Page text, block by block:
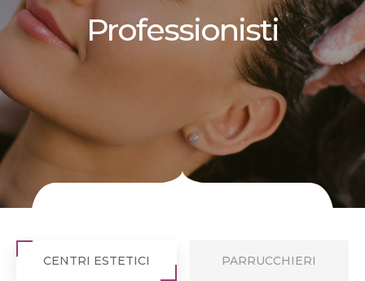
Professionisti
CENTRI ESTETICI PARRUCCHIERI